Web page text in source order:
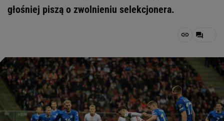
głośniej piszą o zwolnieniu selekcjonera.